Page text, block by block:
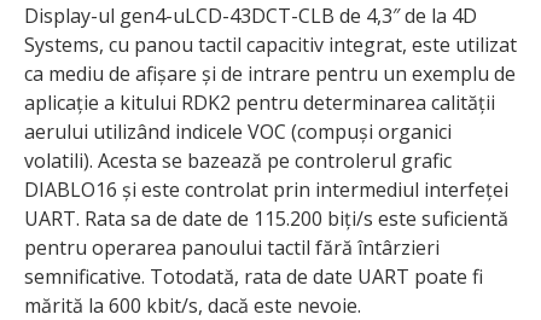
Display-ul gen4-uLCD-43DCT-CLB de 4,3″ de la 4D
Systems, cu panou tactil capacitiv integrat, este utilizat
ca mediu de afișare și de intrare pentru un exemplu de
aplicație a kitului RDK2 pentru determinarea calității
aerului utilizând indicele VOC (compuși organici
volatili). Acesta se bazează pe controlerul grafic
DIABLO16 și este controlat prin intermediul interfeței
UART. Rata sa de date de 115.200 biți/s este suficientă
pentru operarea panoului tactil fără întârzieri
semnificative. Totodată, rata de date UART poate fi
mărită la 600 kbit/s, dacă este nevoie.